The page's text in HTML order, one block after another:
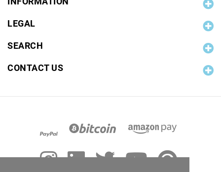
LEGAL
SEARCH
CONTACT US